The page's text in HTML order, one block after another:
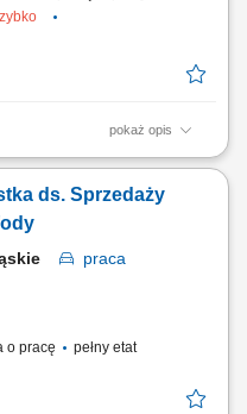
pokaż opis
aktywne działania w
rozwiązań, prowadzenie
trwałych relacji i
ds. Sprzedaży
praca
o pracę
pełny etat